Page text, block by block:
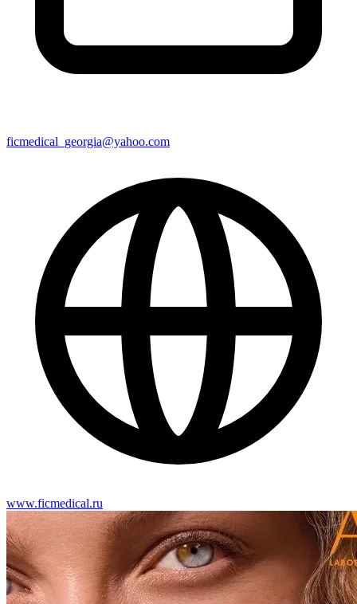
ficmedical_georgia@yahoo.com
www.ficmedical.ru